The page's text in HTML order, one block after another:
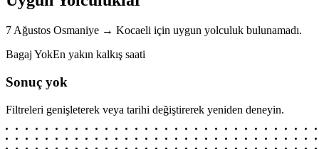
7 Ağustos Osmaniye → Kocaeli için uygun yolculuk bulunamadı.
Bagaj YokEn yakın kalkış saati
Sonuç yok
Filtreleri genişleterek veya tarihi değiştirerek yeniden deneyin.